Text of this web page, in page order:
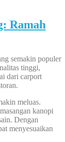
Ramah
semakin populer
tinggi,
dari carport
meluas.
kanopi
Dengan
menyesuaikan